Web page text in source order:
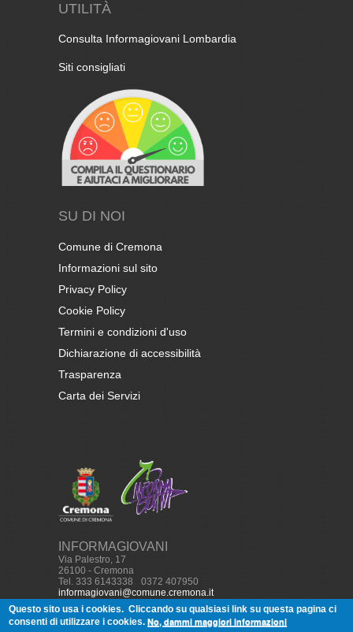
UTILITÀ
Consulta Informagiovani Lombardia
Siti consigliati
SU DI NOI
Comune di Cremona
Informazioni sul sito
Privacy Policy
Cookie Policy
Termini e condizioni d'uso
Dichiarazione di accessibilità
Trasparenza
Carta dei Servizi
INFORMAGIOVANI
Via Palestro, 17
26100 - Cremona
Tel. 333 6143338
0372 407950
informagiovani@comune.cremona.it
Questo sito usa i cookies. Cliccando su qualsiasi link su questa pagina ci
consenti di utilizzare i cookies. No, dammi maggiori informazioni